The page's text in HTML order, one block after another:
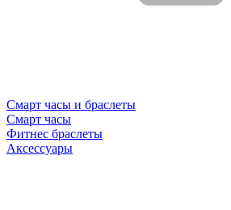
Смарт часы и браслеты
Смарт часы
Фитнес браслеты
Аксессуары